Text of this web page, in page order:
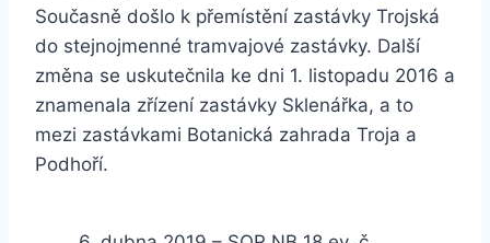
Současně došlo k přemístění zastávky Trojská
do stejnojmenné tramvajové zastávky. Další
změna se uskutečnila ke dni 1. listopadu 2016 a
znamenala zřízení zastávky Sklenářka, a to
mezi zastávkami Botanická zahrada Troja a
Podhoří.